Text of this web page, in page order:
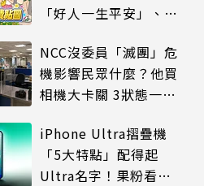
「好人一生平安」、
NCC沒委員「滅團」危
機影響民眾什麼？他買
相機大卡關 3狀態一同
iPhone Ultra摺疊機
「5大特點」配得起
Ultra名字！果粉看完